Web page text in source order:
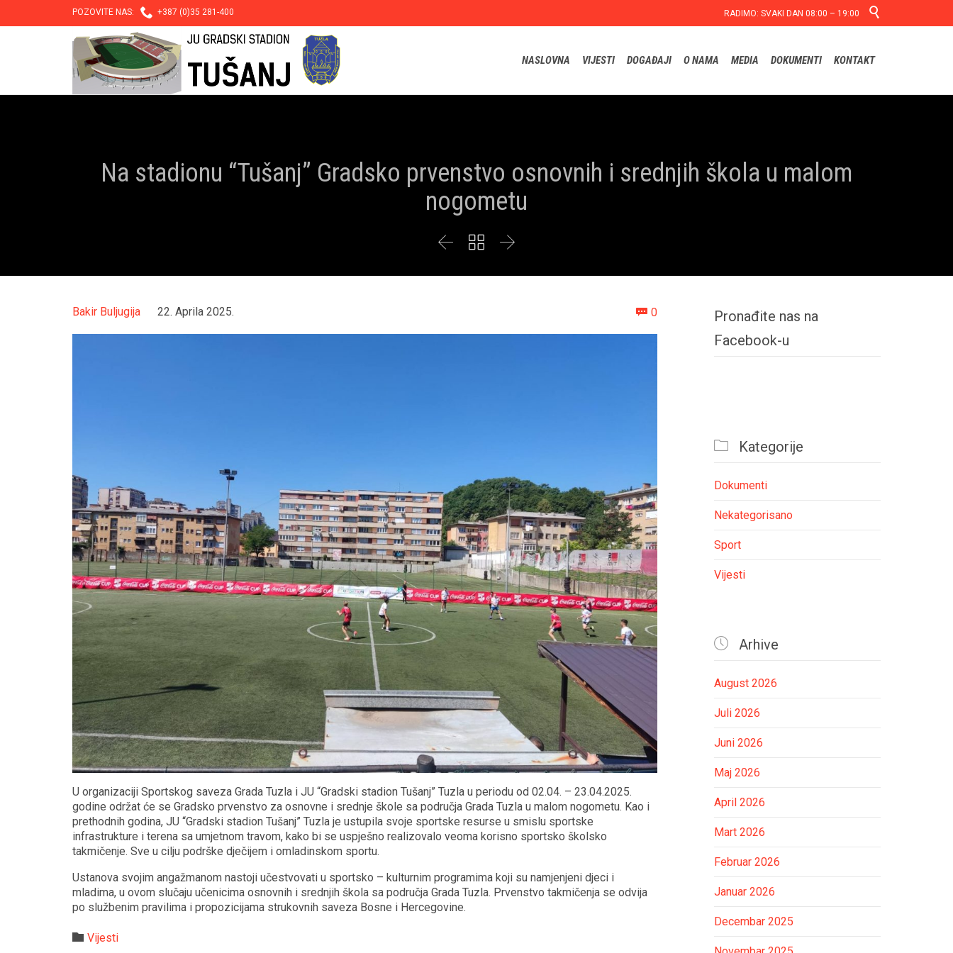
POZOVITE NAS:  +387 (0)35 281-400 RADIMO: SVAKI DAN 08:00 – 19:00 
NASLOVNA VIJESTI DOGAĐAJI O NAMA MEDIA DOKUMENTI KONTAKT
Na stadionu “Tušanj” Gradsko prvenstvo osnovnih i srednjih škola u malom
nogometu
  
Bakir Buljugija 22. Aprila 2025.  0Comments
U organizaciji Sportskog saveza Grada Tuzla i JU “Gradski stadion Tušanj” Tuzla u periodu od 02.04. – 23.04.2025.
godine održat će se Gradsko prvenstvo za osnovne i srednje škole sa područja Grada Tuzla u malom nogometu. Kao i
prethodnih godina, JU “Gradski stadion Tušanj” Tuzla je ustupila svoje sportske resurse u smislu sportske
infrastrukture i terena sa umjetnom travom, kako bi se uspješno realizovalo veoma korisno sportsko školsko
takmičenje. Sve u cilju podrške dječijem i omladinskom sportu.
Ustanova svojim angažmanom nastoji učestvovati u sportsko – kulturnim programima koji su namjenjeni djeci i
mladima, u ovom slučaju učenicima osnovnih i srednjih škola sa područja Grada Tuzla. Prvenstvo takmičenja se odvija
po službenim pravilima i propozicijama strukovnih saveza Bosne i Hercegovine.
 Category
Vijesti
Pronađite nas na
Facebook-u
 Kategorije
Dokumenti
Nekategorisano
Sport
Vijesti
 Arhive
August 2026
Juli 2026
Juni 2026
Maj 2026
April 2026
Mart 2026
Februar 2026
Januar 2026
Decembar 2025